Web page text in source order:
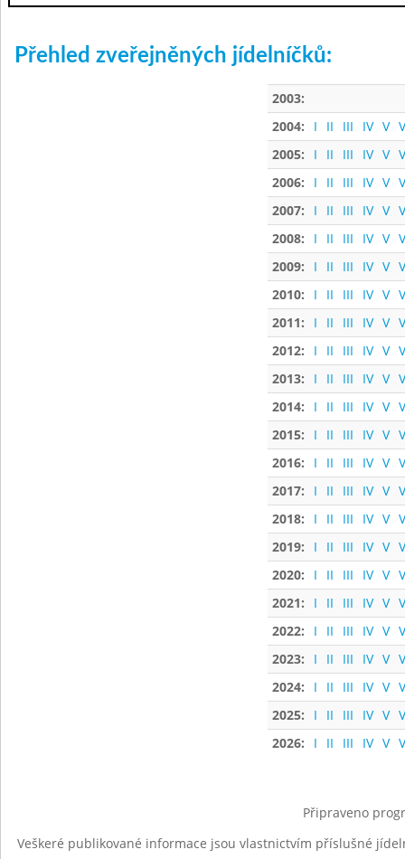
Přehled zveřejněných jídelníčků:
2003:
2004:
I II III IV V
2005:
I II III IV V
2006:
I II III IV V
2007:
I II III IV V
2008:
I II III IV V
2009:
I II III IV V
2010:
I II III IV V
2011:
I II III IV V
2012:
I II III IV V
2013:
I II III IV V
2014:
I II III IV V
2015:
I II III IV V
2016:
I II III IV V
2017:
I II III IV V
2018:
I II III IV V
2019:
I II III IV V
2020:
I II III IV V
2021:
I II III IV V
2022:
I II III IV V
2023:
I II III IV V
2024:
I II III IV V
2025:
I II III IV V
2026:
I II III IV V
Připraveno
Veškeré publikované informace jsou vlastnictvím příslušné